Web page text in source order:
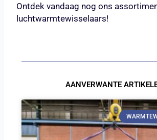
Ontdek vandaag nog ons
luchtwarmtewisselaars!
AANVERWANTE